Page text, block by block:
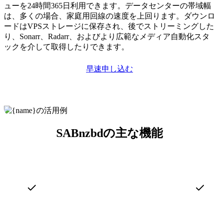
ューを24時間365日利用できます。データセンターの帯域幅
は、多くの場合、家庭用回線の速度を上回ります。ダウンロ
ードはVPSストレージに保存され、後でストリーミングした
り、Sonarr、Radarr、およびより広範なメディア自動化スタ
ックを介して取得したりできます。
早速申し込む
SABnzbdの主な機能